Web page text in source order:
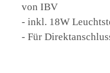
von IBV
- inkl. 18W
- Für